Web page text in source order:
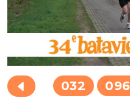
032 096